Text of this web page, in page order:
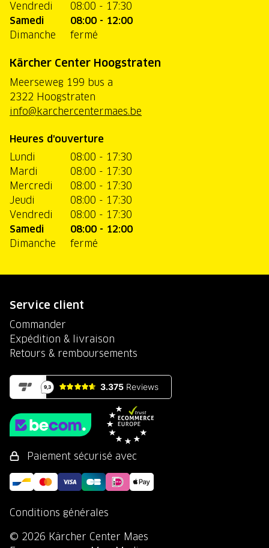
Vendredi
08:00 - 17:30
Samedi
08:00 - 12:00
Dimanche
fermé
Kärcher Center Hoogstraten
Meerseweg 199 bus a
2322 Hoogstraten
info@karchercentermaes.be
Heures d'ouverture
Lundi
08:00 - 17:30
Mardi
08:00 - 17:30
Mercredi
08:00 - 17:30
Jeudi
08:00 - 17:30
Vendredi
08:00 - 17:30
Samedi
08:00 - 12:00
Dimanche
fermé
Service client
Commander
Expédition & livraison
Retours & remboursements
Paiement sécurisé avec
Conditions générales
© 2026 Kärcher Center Maes